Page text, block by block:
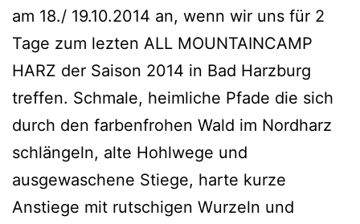
am 18./ 19.10.2014 an, wenn wir uns für 2
Tage zum lezten ALL MOUNTAINCAMP
HARZ der Saison 2014 in Bad Harzburg
treffen. Schmale, heimliche Pfade die sich
durch den farbenfrohen Wald im Nordharz
schlängeln, alte Hohlwege und
ausgewaschene Stiege, harte kurze
Anstiege mit rutschigen Wurzeln und